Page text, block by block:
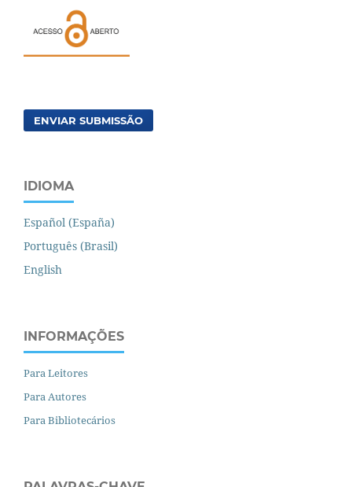
ENVIAR SUBMISSÃO
IDIOMA
Español (España)
Português (Brasil)
English
INFORMAÇÕES
Para Leitores
Para Autores
Para Bibliotecários